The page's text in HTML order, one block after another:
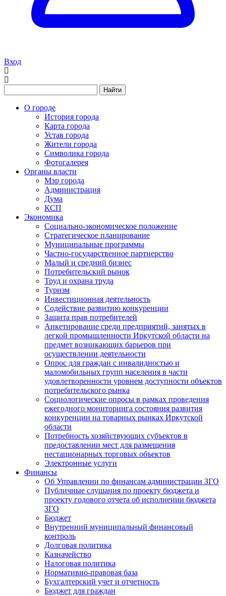
Вход
Найти
О городе
История города
Карта города
Устав города
Жители города
Символика города
Фотогалерея
Органы власти
Мэр города
Администрация
Дума
КСП
Экономика
Социально-экономическое положение
Стратегическое планирование
Муниципальные программы
Частно-государственное партнерство
Малый и средний бизнес
Потребительский рынок
Труд и охрана труда
Туризм
Инвестиционная деятельность
Содействие развитию конкуренции
Защита прав потребителей
Анкетирование среди предприятий, занятых в
легкой промышленности Иркутской области на
предмет возникающих барьеров при
осуществлении деятельности
Опрос для граждан с инвалидностью и
маломобильных групп населения в части
удовлетворенности уровнем доступности объектов
потребительского рынка
Социологические опросы в рамках проведения
ежегодного мониторинга состояния развития
конкуренции на товарных рынках Иркутской
области
Потребность хозяйствующих субъектов в
предоставлении мест для размещения
нестационарных торговых объектов
Электронные услуги
Финансы
Об Управлении по финансам администрации ЗГО
Публичные слушания по проекту бюджета и
проекту годового отчета об исполнении бюджета
ЗГО
Бюджет
Внутренний муниципальный финансовый
контроль
Долговая политика
Казначейство
Налоговая политика
Нормативно-правовая база
Бухгалтерский учет и отчетность
Бюджет для граждан